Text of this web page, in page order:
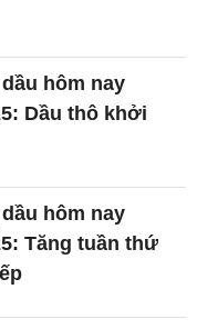
hôm nay
Dầu thô khởi
hôm nay
Tăng tuần thứ